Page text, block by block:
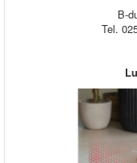
B-
Tel.